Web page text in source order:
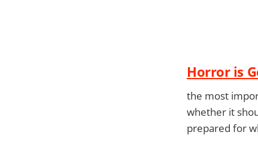
Horror is
the most
whether it
prepared for